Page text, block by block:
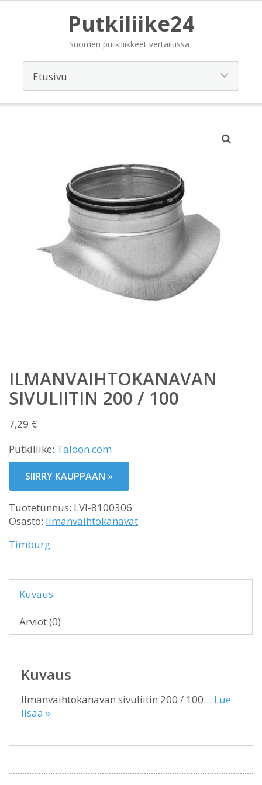
Putkiliike24
Suomen putkiliikkeet vertailussa
ILMANVAIHTOKANAVAN
SIVULIITIN 200 / 100
7,29 €
Putkiliike: Taloon.com
SIIRRY KAUPPAAN »
Tuotetunnus: LVI-8100306
Osasto: Ilmanvaihtokanavat
Timburg
Kuvaus
Arviot (0)
Kuvaus
Ilmanvaihtokanavan sivuliitin 200 / 100… Lue
lisää »